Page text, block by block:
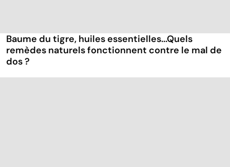
Baume du tigre, huiles essentielles...Quels
remèdes naturels fonctionnent contre le mal de
dos ?